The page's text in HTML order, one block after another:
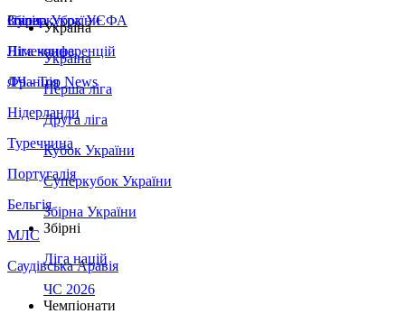
Збірна України
Італія
Німеччина
Франція
Нідерланди
Туреччина
Португалія
Бельгія
МЛС
Саудівська Аравія
Суперкубок УЄФА
Ліга конференцій
ЛЧ - Top News
Україна
Україна
Перша ліга
Друга ліга
Кубок України
Суперкубок України
Збірна України
Збірні
Ліга націй
ЧС 2026
Чемпіонати